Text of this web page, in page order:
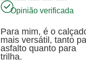
Opinião verificada
Para mim, é o
mais versátil, tanto
asfalto quanto para
trilha.